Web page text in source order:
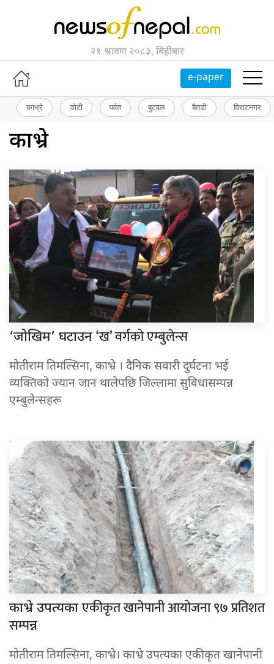
२१ श्रावण २०८३, बिहीबार
e-paper
काभ्रे डोटी पर्वत बुटवल बैतडी विराटनगर
काभ्रे
‘जोखिम’ घटाउन ‘ख’ वर्गको एम्बुलेन्स
मोतीराम तिमल्सिना, काभ्रे । दैनिक सवारी दुर्घटना भई
व्यक्तिको ज्यान जान थालेपछि जिल्लामा सुविधासम्पन्न
एम्बुलेन्सहरू
काभ्रे उपत्यकाएकीकृत खानेपानी आयोजना ९७ प्रतिशत
सम्पन्न
मोतीराम तिमल्सिना, काभ्रे। काभ्रे उपत्यका एकीकृत खानेपानी